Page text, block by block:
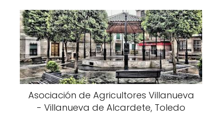
Asociación de Agricultores Villanueva
- Villanueva de Alcardete, Toledo